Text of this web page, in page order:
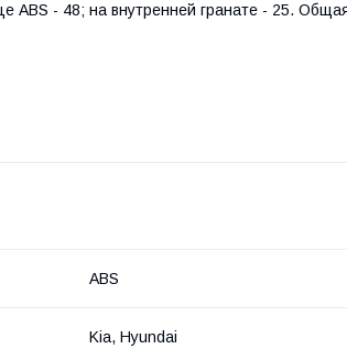
ABS - 48; на внутренней гранате - 25.
ABS
Kia, Hyundai